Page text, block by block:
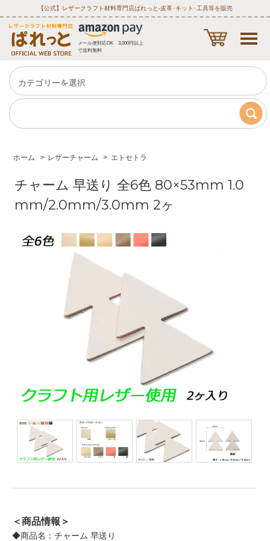
【公式】レザークラフト材料専門店ぱれっと‐皮革･キット･工具等を販売
メール便対応OK 3,000円以上
で送料無料
ホーム > レザーチャーム > エトセトラ
チャーム 早送り 全6色 80×53mm 1.0
mm/2.0mm/3.0mm 2ヶ
＜商品情報＞
◆商品名：チャーム 早送り